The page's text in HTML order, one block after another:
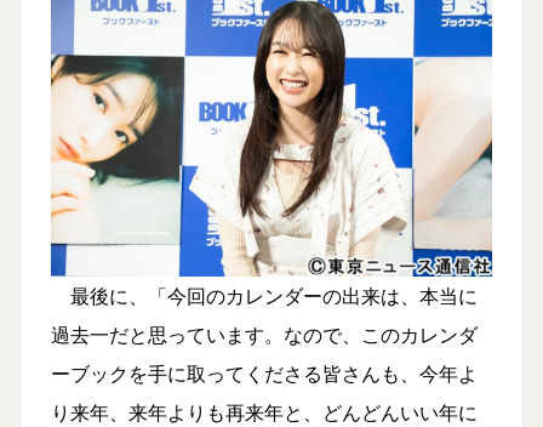
最後に、「今回のカレンダーの出来は、本当に
過去一だと思っています。なので、このカレンダ
ーブックを手に取ってくださる皆さんも、今年よ
り来年、来年よりも再来年と、どんどんいい年に